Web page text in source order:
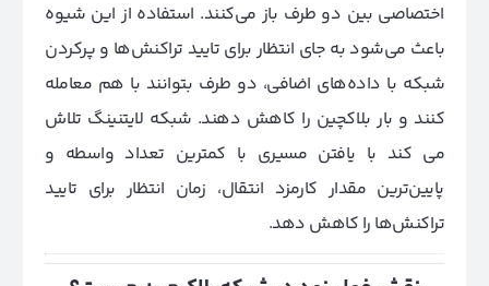
اختصاصی بین دو طرف باز می‌کنند. استفاده از این شیوه
باعث می‌شود به جای انتظار برای تایید تراکنش‌ها و پرکردن
شبکه با داده‌های اضافی، دو طرف بتوانند با هم معامله
کنند و بار بلاکچین را کاهش دهند. شبکه لایتنینگ تلاش
می کند با یافتن مسیری با کمترین تعداد واسطه و
پایین‌ترین مقدار کارمزد انتقال، زمان انتظار برای تایید
تراکنش‌ها را کاهش دهد.